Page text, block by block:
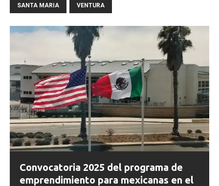
SANTA MARIA VENTURA
Convocatoria 2025 del programa de
emprendimiento para mexicanas en el